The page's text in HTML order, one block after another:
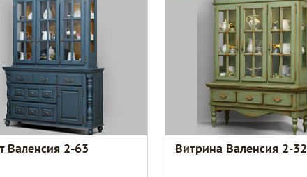
Валенсия 2-63 Витрина Валенсия 2-32